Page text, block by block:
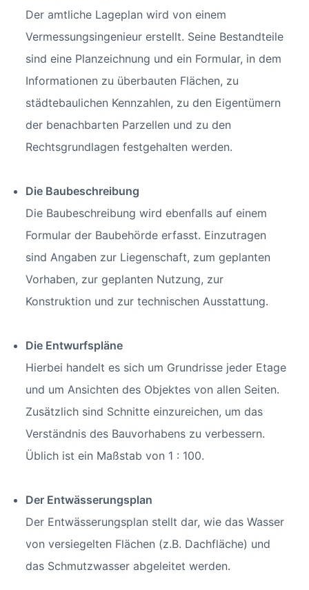
Der amtliche Lageplan wird von einem
Vermessungsingenieur erstellt. Seine Bestandteile
sind eine Planzeichnung und ein Formular, in dem
Informationen zu überbauten Flächen, zu
städtebaulichen Kennzahlen, zu den Eigentümern
der benachbarten Parzellen und zu den
Rechtsgrundlagen festgehalten werden.
Die Baubeschreibung
Die Baubeschreibung wird ebenfalls auf einem
Formular der Baubehörde erfasst. Einzutragen
sind Angaben zur Liegenschaft, zum geplanten
Vorhaben, zur geplanten Nutzung, zur
Konstruktion und zur technischen Ausstattung.
Die Entwurfspläne
Hierbei handelt es sich um Grundrisse jeder Etage
und um Ansichten des Objektes von allen Seiten.
Zusätzlich sind Schnitte einzureichen, um das
Verständnis des Bauvorhabens zu verbessern.
Üblich ist ein Maßstab von 1 : 100.
Der Entwässerungsplan
Der Entwässerungsplan stellt dar, wie das Wasser
von versiegelten Flächen (z.B. Dachfläche) und
das Schmutzwasser abgeleitet werden.